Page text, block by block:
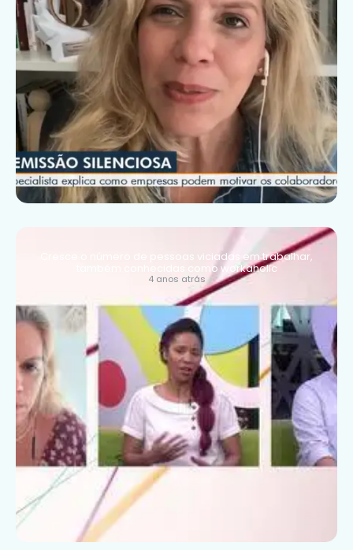
Cresce o número de pessoas viciadas em trabalhar,
também conhecidas como workaholic
4 anos atrás